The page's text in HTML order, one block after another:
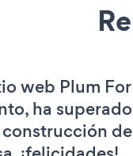
web Plum
ha